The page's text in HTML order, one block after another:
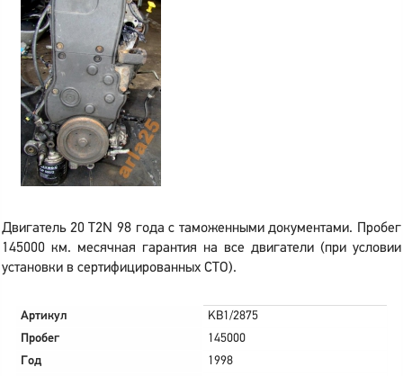
Двигатель 20 T2N 98 года с таможенными документами. Пробег
145000 км. месячная гарантия на все двигатели (при условии
установки в сертифицированных СТО).
Артикул
KB1/2875
Пробег
145000
Год
1998